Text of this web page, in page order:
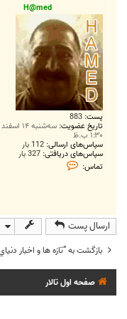
H@med
پست: 883
تاریخ عضویت:
۱:۳۰ ب.ظ
سپاس‌های ارسالی: 112 بار
سپاس‌های دریافتی: 327 بار
تماس:
ت
m
e
d
ارسال پست
بازگشت به “تازه ها و اخبار
صفحه اول تالار